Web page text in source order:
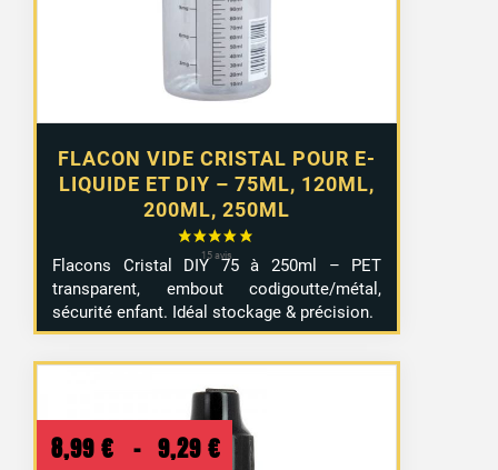
FLACON VIDE CRISTAL POUR E-
LIQUIDE ET DIY – 75ML, 120ML,
200ML, 250ML
4,99 €
Flacons Cristal DIY 75 à 250ml – PET
transparent, embout codigoutte/métal,
sécurité enfant. Idéal stockage & précision.
8,99 € – 9,29 € Plage